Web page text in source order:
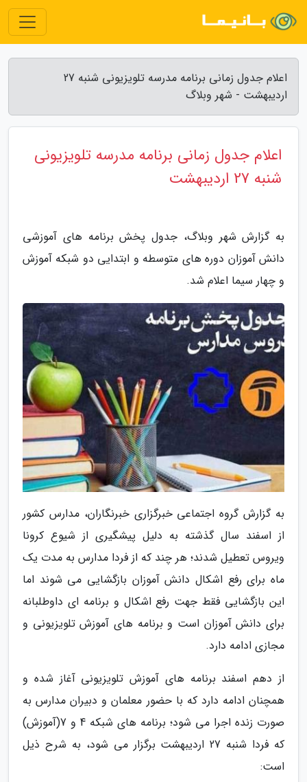
اعلام جدول زمانی برنامه مدرسه تلویزیونی شنبه 27
اردیبهشت - شهر وبلاگ
اعلام جدول زمانی برنامه مدرسه تلویزیونی
شنبه 27 اردیبهشت
به گزارش شهر وبلاگ، جدول پخش برنامه های آموزشی
دانش آموزان دوره های متوسطه و ابتدایی دو شبکه آموزش
و چهار سیما اعلام شد.
به گزارش گروه اجتماعی خبرگزاری خبرنگاران، مدارس کشور
از اسفند سال گذشته به دلیل پیشگیری از شیوع کرونا
ویروس تعطیل شدند؛ هر چند که از فردا مدارس به مدت یک
ماه برای رفع اشکال دانش آموزان بازگشایی می شوند اما
این بازگشایی فقط جهت رفع اشکال و برنامه ای داوطلبانه
برای دانش آموزان است و برنامه های آموزش تلویزیونی و
مجازی ادامه دارد.
از دهم اسفند برنامه های آموزش تلویزیونی آغاز شده و
همچنان ادامه دارد که با حضور معلمان و دبیران مدارس به
صورت زنده اجرا می شود؛ برنامه های شبکه 4 و 7(آموزش)
که فردا شنبه 27 اردیبهشت برگزار می شود، به شرح ذیل
است: